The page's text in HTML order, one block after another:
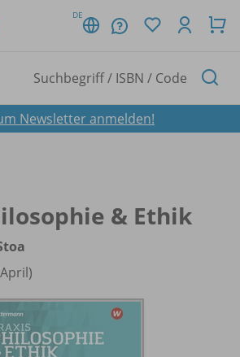
DE
Newsletter anmelden!
& Ethik